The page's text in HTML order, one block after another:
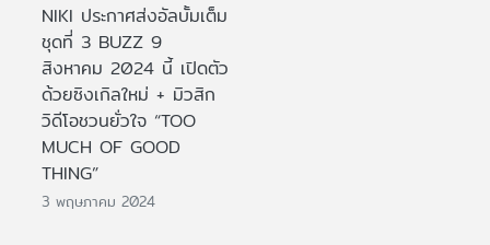
NIKI ประกาศส่งอัลบั้มเต็ม
ชุดที่ 3 BUZZ 9
สิงหาคม 2024 นี้ เปิดตัว
ด้วยซิงเกิลใหม่ + มิวสิก
วิดีโอชวนยั่วใจ “TOO
MUCH OF GOOD
THING”
3 พฤษภาคม 2024